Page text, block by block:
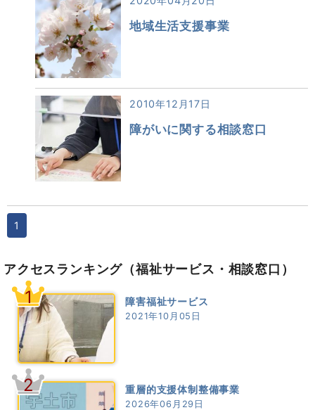
地域生活支援事業
2010年12月17日
障がいに関する相談窓口
1
アクセスランキング （福祉サービス・相談窓口）
1 障害福祉サービス
2021年10月05日
2 重層的支援体制整備事業
2026年06月29日